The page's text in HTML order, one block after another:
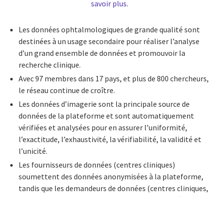
savoir plus.
Les données ophtalmologiques de grande qualité sont
destinées à un usage secondaire pour réaliser l’analyse
d’un grand ensemble de données et promouvoir la
recherche clinique.
Avec 97 membres dans 17 pays, et plus de 800 chercheurs,
le réseau continue de croître.
Les données d’imagerie sont la principale source de
données de la plateforme et sont automatiquement
vérifiées et analysées pour en assurer l’uniformité,
l’exactitude, l’exhaustivité, la vérifiabilité, la validité et
l’unicité.
Les fournisseurs de données (centres cliniques)
soumettent des données anonymisées à la plateforme,
tandis que les demandeurs de données (centres cliniques,